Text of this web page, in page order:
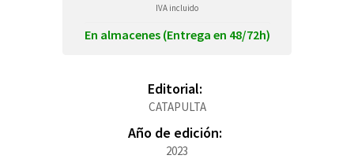
IVA incluido
En almacenes (Entrega en 48/72h)
Editorial:
CATAPULTA
Año de edición:
2023